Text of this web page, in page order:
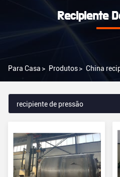
Recipiente
Para Casa > Produtos> China
recipiente de pressão